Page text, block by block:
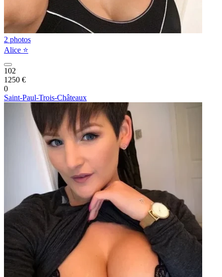
2 photos
Alice ⭐️
102
1250 €
0
Saint-Paul-Trois-Châteaux